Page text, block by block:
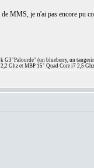
MMS, je n'ai pas encore pu
(un blueberry, un
Ghz et MBP 15" Quad Core i7 2,5